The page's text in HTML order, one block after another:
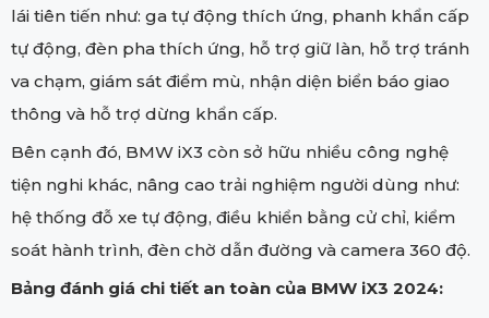
lái tiên tiến như: ga tự động thích ứng, phanh khẩn cấp
tự động, đèn pha thích ứng, hỗ trợ giữ làn, hỗ trợ tránh
va chạm, giám sát điểm mù, nhận diện biển báo giao
thông và hỗ trợ dừng khẩn cấp.
Bên cạnh đó, BMW iX3 còn sở hữu nhiều công nghệ
tiện nghi khác, nâng cao trải nghiệm người dùng như:
hệ thống đỗ xe tự động, điều khiển bằng cử chỉ, kiểm
soát hành trình, đèn chờ dẫn đường và camera 360 độ.
Bảng đánh giá chi tiết an toàn của BMW iX3 2024: